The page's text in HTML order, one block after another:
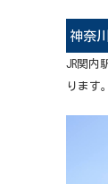
神奈
JR関内
ります。